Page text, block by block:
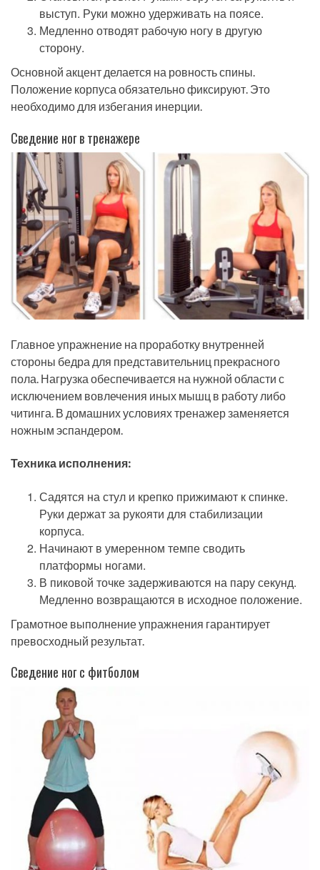
выступ. Руки можно удерживать на поясе.
Медленно отводят рабочую ногу в другую
сторону.
Основной акцент делается на ровность спины.
Положение корпуса обязательно фиксируют. Это
необходимо для избегания инерции.
Сведение ног в тренажере
Главное упражнение на проработку внутренней
стороны бедра для представительниц прекрасного
пола. Нагрузка обеспечивается на нужной области с
исключением вовлечения иных мышц в работу либо
читинга. В домашних условиях тренажер заменяется
ножным эспандером.
Техника исполнения:
Садятся на стул и крепко прижимают к спинке.
Руки держат за рукояти для стабилизации
корпуса.
Начинают в умеренном темпе сводить
платформы ногами.
В пиковой точке задерживаются на пару секунд.
Медленно возвращаются в исходное положение.
Грамотное выполнение упражнения гарантирует
превосходный результат.
Сведение ног с фитболом